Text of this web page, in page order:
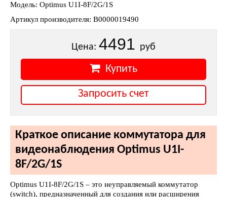
Модель: Optimus U1I-8F/2G/1S
Артикул производителя: В0000019490
Цена: 4491 руб
Купить
Запросить счет
Краткое описание коммутатора для
видеонаблюдения Optimus U1I-
8F/2G/1S
Optimus U1I-8F/2G/1S – это неуправляемый коммутатор
(switch), предназначенный для создания или расширения